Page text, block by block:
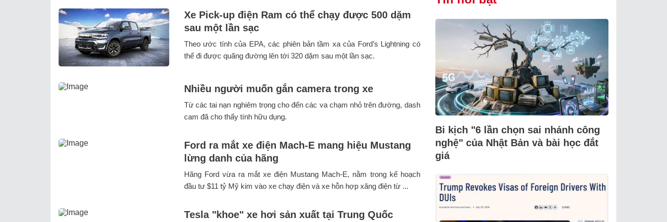
Xe Pick-up điện Ram có thể chạy được 500 dặm
sau một lần sạc
Theo ước tính của EPA, các phiên bản tầm xa của Ford’s Lightning có
thể đi được quãng đường lên tới 320 dặm sau một lần sạc.
Nhiều người muốn gắn camera trong xe
Từ các tai nạn nghiêm trọng cho đến các va chạm nhỏ trên đường, dash
cam đã cho thấy tính hữu dụng.
Ford ra mắt xe điện Mach-E mang hiệu Mustang
lừng danh của hãng
Hãng Ford vừa ra mắt xe điện Mustang Mach-E, nằm trong kế hoạch
đầu tư $11 tỷ Mỹ kim vào xe chạy điện và xe hỗn hợp xăng điện từ ...
Tesla "khoe" xe hơi sản xuất tại Trung Quốc
Bi kịch "6 lần chọn sai nhánh công
nghệ" của Nhật Bản và bài học đắt
giá